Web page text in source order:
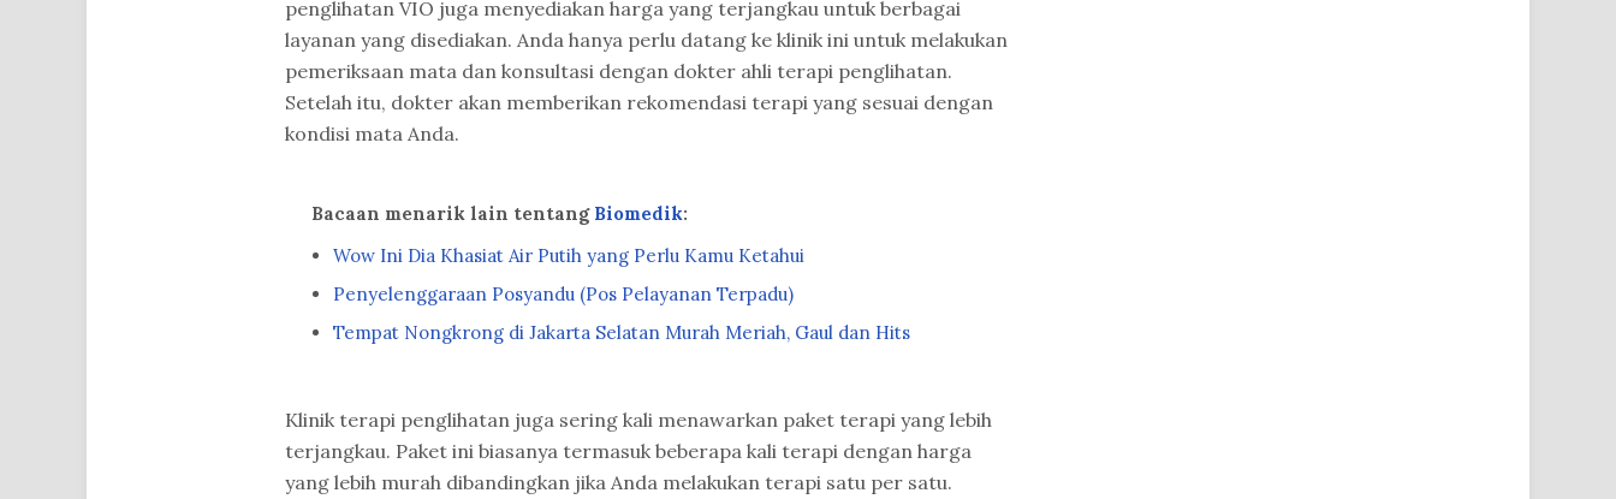
penglihatan VIO juga menyediakan harga yang terjangkau untuk berbagai
layanan yang disediakan. Anda hanya perlu datang ke klinik ini untuk melakukan
pemeriksaan mata dan konsultasi dengan dokter ahli terapi penglihatan.
Setelah itu, dokter akan memberikan rekomendasi terapi yang sesuai dengan
kondisi mata Anda.
Bacaan menarik lain tentang Biomedik:
Wow Ini Dia Khasiat Air Putih yang Perlu Kamu Ketahui
Penyelenggaraan Posyandu (Pos Pelayanan Terpadu)
Tempat Nongkrong di Jakarta Selatan Murah Meriah, Gaul dan Hits
Klinik terapi penglihatan juga sering kali menawarkan paket terapi yang lebih
terjangkau. Paket ini biasanya termasuk beberapa kali terapi dengan harga
yang lebih murah dibandingkan jika Anda melakukan terapi satu per satu.